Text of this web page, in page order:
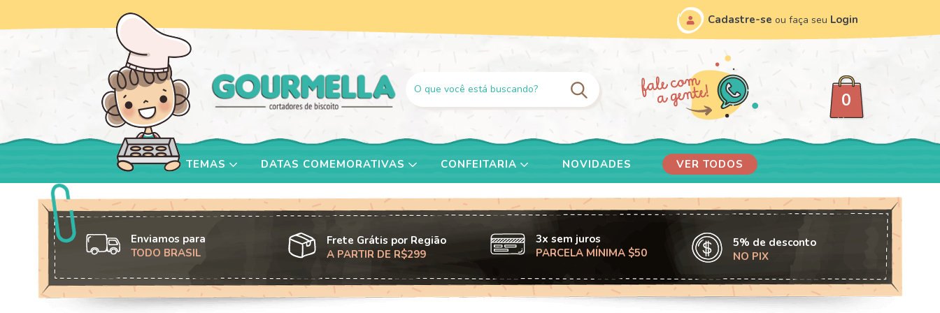
Cadastre-se ou faça seu Login
0
TEMAS DATAS COMEMORATIVAS CONFEITARIA NOVIDADES VER TODOS
Enviamos para
TODO BRASIL
Frete Grátis por Região
A PARTIR DE R$299
3x sem juros
PARCELA MÍNIMA $50
5% de desconto
NO PIX